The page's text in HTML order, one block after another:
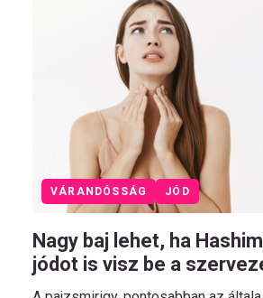
VÁRANDÓSSÁG JÓD
Nagy baj lehet, ha
jódot is visz be a